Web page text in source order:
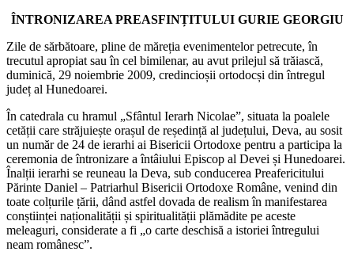
ÎNTRONIZAREA PREASFINȚITULUI GURIE GEORGIU
Zile de sărbătoare, pline de măreția evenimentelor petrecute, în
trecutul apropiat sau în cel bimilenar, au avut prilejul să trăiască,
duminică, 29 noiembrie 2009, credincioșii ortodocși din întregul
județ al Hunedoarei.
În catedrala cu hramul „Sfântul Ierarh Nicolae”, situata la poalele
cetății care străjuiește orașul de reședință al județului, Deva, au sosit
un număr de 24 de ierarhi ai Bisericii Ortodoxe pentru a participa la
ceremonia de întronizare a întâiului Episcop al Devei și Hunedoarei.
Înalții ierarhi se reuneau la Deva, sub conducerea Preafericitului
Părinte Daniel – Patriarhul Bisericii Ortodoxe Române, venind din
toate colțurile țării, dând astfel dovada de realism în manifestarea
conștiinței naționalității și spiritualității plămădite pe aceste
meleaguri, considerate a fi „o carte deschisă a istoriei întregului
neam românesc”.